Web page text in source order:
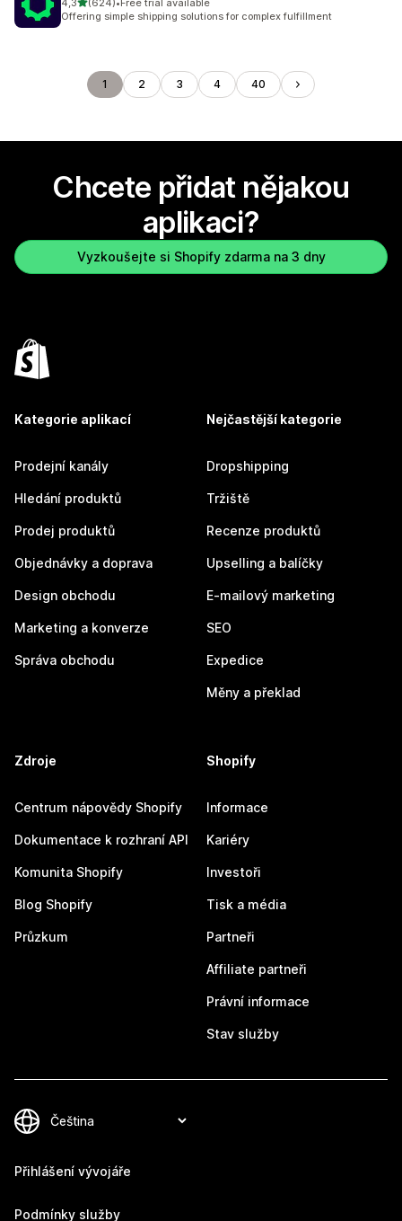
4,3 (624)
Celkový počet recenzí: 624
•Free trial available
Offering simple shipping solutions for complex fulfillment
1 2 3 4 40
Chcete přidat nějakou
aplikaci?
Vyzkoušejte si Shopify zdarma na 3 dny
Kategorie aplikací
Prodejní kanály
Hledání produktů
Prodej produktů
Objednávky a doprava
Design obchodu
Marketing a konverze
Správa obchodu
Nejčastější kategorie
Dropshipping
Tržiště
Recenze produktů
Upselling a balíčky
E-mailový marketing
SEO
Expedice
Měny a překlad
Zdroje
Centrum nápovědy Shopify
Dokumentace k rozhraní API
Komunita Shopify
Blog Shopify
Průzkum
Shopify
Informace
Kariéry
Investoři
Tisk a média
Partneři
Affiliate partneři
Právní informace
Stav služby
Přihlášení vývojáře
Podmínky služby